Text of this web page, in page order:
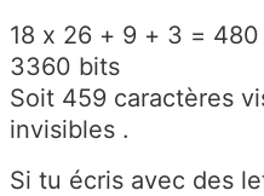
18 x 26 + 9 + 3 =
3360 bits
Soit 459 caractères
invisibles .
Si tu écris avec des